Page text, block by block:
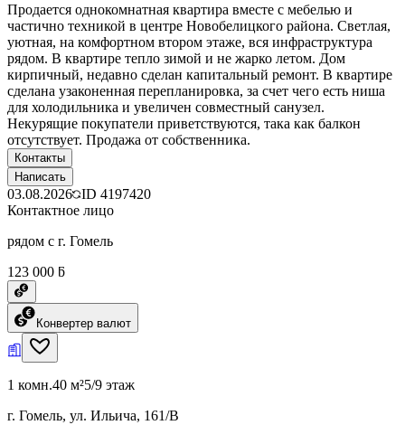
Продается однокомнатная квартира вместе с мебелью и
частично техникой в центре Новобелицкого района. Светлая,
уютная, на комфортном втором этаже, вся инфраструктура
рядом. В квартире тепло зимой и не жарко летом. Дом
кирпичный, недавно сделан капитальный ремонт. В квартире
сделана узаконенная перепланировка, за счет чего есть ниша
для холодильника и увеличен совместный санузел.
Некурящие покупатели приветствуются, така как балкон
отсутствует. Продажа от собственника.
Контакты
Написать
03.08.2026 ID 4197420
Контактное лицо
рядом с г. Гомель
123 000 ƃ
Конвертер валют
1 комн.40 м²5/9 этаж
г. Гомель, ул. Ильича, 161/В